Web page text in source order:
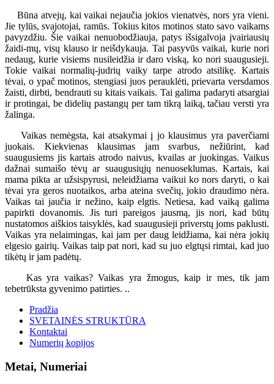
Būna atvejų, kai vaikai nejaučia jokios vienatvės, nors yra vieni.
Jie tylūs, svajotojai, ramūs. Tokius kitos motinos stato savo vaikams
pavyzdžiu. Šie vaikai nenuobodžiauja, patys išsigalvoja įvairiausių
žaidi-mų, visų klauso ir neišdykauja. Tai pasyvūs vaikai, kurie nori
nedaug, kurie visiems nusileidžia ir daro viską, ko nori suaugusieji.
Tokie vaikai normalių-judrių vaiky tarpe atrodo atsilikę. Kartais
tėvai, o ypač motinos, stengiasi juos perauklėti, prievarta versdamos
žaisti, dirbti, bendrauti su kitais vaikais. Tai galima padaryti atsargiai
ir protingai, be didelių pastangų per tam tikrą laiką, tačiau versti yra
žalinga.
Vaikas nemėgsta, kai atsakymai į jo klausimus yra paverčiami
juokais. Kiekvienas klausimas jam svarbus, nežiūrint, kad
suaugusiems jis kartais atrodo naivus, kvailas ar juokingas. Vaikus
dažnai sumaišo tėvų ar suaugusiųjų nenuoseklumas. Kartais, kai
mama pikta ar užsispyrusi, neleidžiama vaikui ko nors daryti, o kai
tėvai yra geros nuotaikos, arba ateina svečių, jokio draudimo nėra.
Vaikas tai jaučia ir nežino, kaip elgtis. Netiesa, kad vaiką galima
papirkti dovanomis. Jis turi pareigos jausmą, jis nori, kad būtų
nustatomos aiškios taisyklės, kad suaugusieji priverstų joms paklusti.
Vaikas yra nelaimingas, kai jam per daug leidžiama, kai nėra jokių
elgesio gairių. Vaikas taip pat nori, kad su juo elgtųsi rimtai, kad juo
tikėtų ir jam padėtų.
Kas yra vaikas? Vaikas yra žmogus, kaip ir mes, tik jam
tebetrūksta gyvenimo patirties. ..
Pradžia
SVETAINĖS STRUKTŪRA
Kontaktai
Numerių kopijos
Metai, Numeriai